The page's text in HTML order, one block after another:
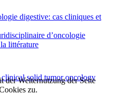
clinical solid tumor oncology
digestive: cas cliniques et
d’oncologie
littérature
der Weiternutzung der Seite
zu.